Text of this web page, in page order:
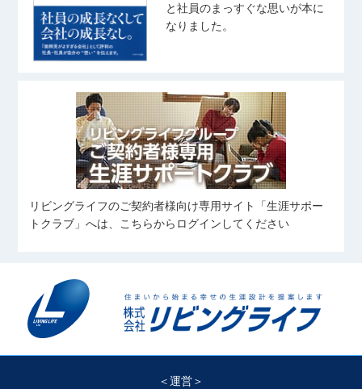
と社員のまっすぐな思いが本に
なりました。
リビングライフのご契約者様向け専用サイト「生涯サポー
トクラブ」へは、こちらからログインしてください
＜運営＞